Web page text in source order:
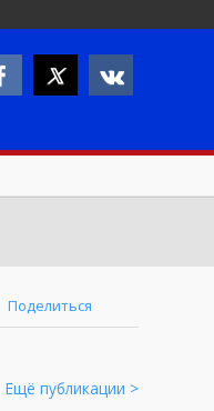
Поделиться
Ещё публикации >